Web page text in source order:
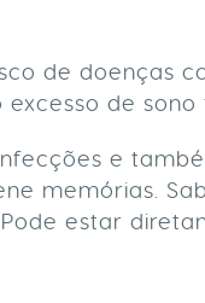
de doenças
de
e
memórias.
estar